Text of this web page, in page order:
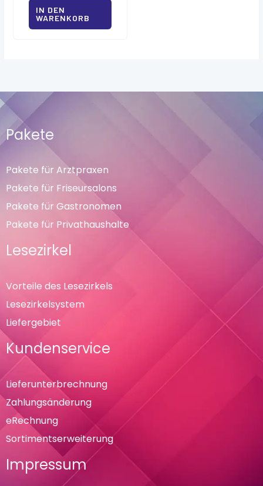
IN DEN
WARENKORB
Pakete
Pakete für Arztpraxen
Pakete für Friseursalons
Pakete für Gastronomen
Pakete für Privathaushalte
Lesezirkel
Vorteile des Lesezirkels
Lesezirkelsystem
Liefergebiet
Kundenservice
Lieferunterbrechnung
Zahlungsänderung
eRechnung
Sortimentserweiterung
Impressum